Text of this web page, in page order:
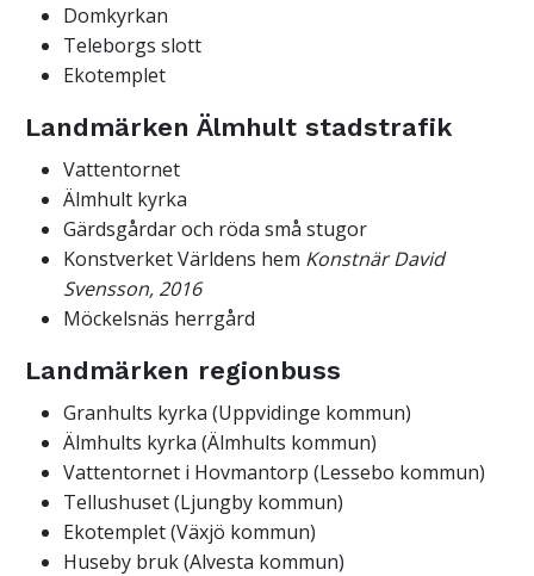
Domkyrkan
Teleborgs slott
Ekotemplet
Landmärken Älmhult stadstrafik
Vattentornet
Älmhult kyrka
Gärdsgårdar och röda små stugor
Konstverket Världens hem Konstnär David
Svensson, 2016
Möckelsnäs herrgård
Landmärken regionbuss
Granhults kyrka (Uppvidinge kommun)
Älmhults kyrka (Älmhults kommun)
Vattentornet i Hovmantorp (Lessebo kommun)
Tellushuset (Ljungby kommun)
Ekotemplet (Växjö kommun)
Huseby bruk (Alvesta kommun)